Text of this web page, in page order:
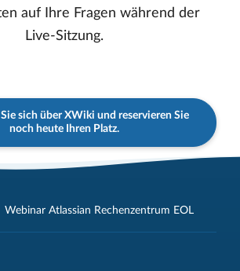
auf Ihre Fragen während der
Live-Sitzung.
sich über XWiki und reservieren Sie
noch heute Ihren Platz.
Webinar Atlassian Rechenzentrum EOL